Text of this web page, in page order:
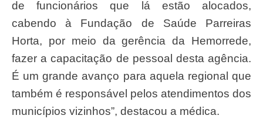
de funcionários que lá estão alocados,
cabendo à Fundação de Saúde Parreiras
Horta, por meio da gerência da Hemorrede,
fazer a capacitação de pessoal desta agência.
É um grande avanço para aquela regional que
também é responsável pelos atendimentos dos
municípios vizinhos”, destacou a médica.